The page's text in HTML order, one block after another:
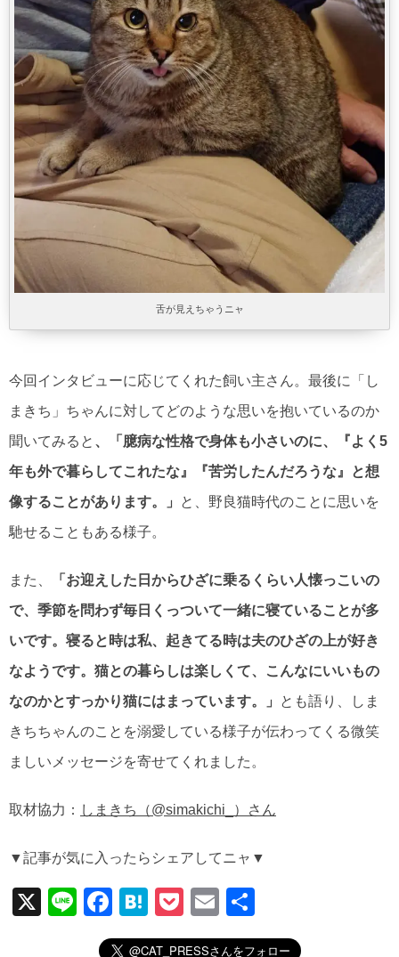
舌が見えちゃうニャ
今回インタビューに応じてくれた飼い主さん。最後に「し
まきち」ちゃんに対してどのような思いを抱いているのか
聞いてみると 、「臆病な性格で身体も小さいのに、『よく5
年も外で暮らしてこれたな』『苦労したんだろうな』と想
像することがあります。」
と、野良猫時代のことに思いを
馳せることもある様子。
また、
「お迎えした日からひざに乗るくらい人懐っこいの
で、季節を問わず毎日くっついて一緒に寝ていることが多
いです。寝ると時は私、起きてる時は夫のひざの上が好き
なようです。猫との暮らしは楽しくて、こんなにいいもの
なのかとすっかり猫にはまっています。」
とも語り、しま
きちちゃんのことを溺愛している様子が伝わってくる微笑
ましいメッセージを寄せてくれました。
取材協力： しまきち（@simakichi_）さん
▼記事が気に入ったらシェアしてニャ▼
X
Li
F
a
H
at
P
o
E
m 有